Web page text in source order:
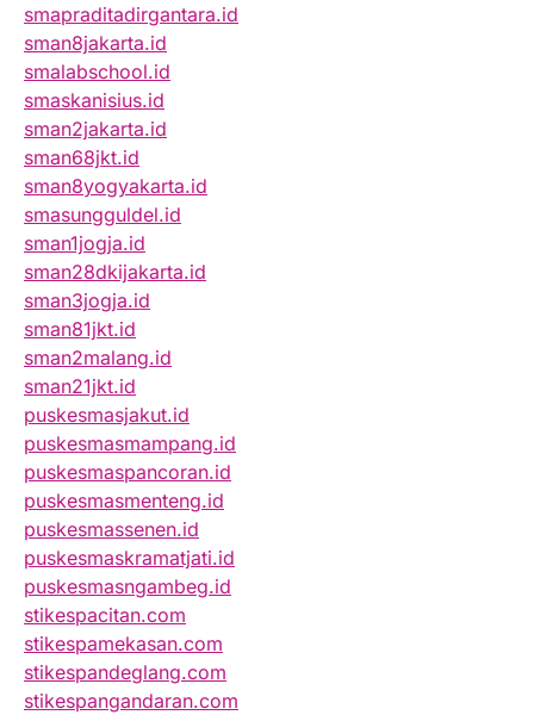
smapraditadirgantara.id
sman8jakarta.id
smalabschool.id
smaskanisius.id
sman2jakarta.id
sman68jkt.id
sman8yogyakarta.id
smasungguldel.id
sman1jogja.id
sman28dkijakarta.id
sman3jogja.id
sman81jkt.id
sman2malang.id
sman21jkt.id
puskesmasjakut.id
puskesmasmampang.id
puskesmaspancoran.id
puskesmasmenteng.id
puskesmassenen.id
puskesmaskramatjati.id
puskesmasngambeg.id
stikespacitan.com
stikespamekasan.com
stikespandeglang.com
stikespangandaran.com